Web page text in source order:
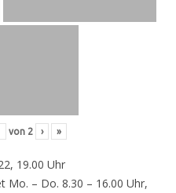
von 2 › »
19.00 Uhr
Mo. – Do. 8.30 – 16.00 Uhr,